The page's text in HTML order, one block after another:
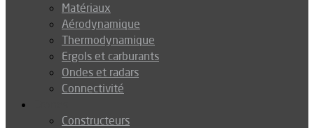
Matériaux
Aérodynamique
Thermodynamique
Ergols et carburants
Ondes et radars
Connectivité
Constructeurs